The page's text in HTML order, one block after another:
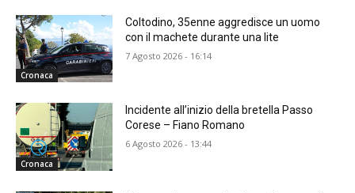
Cronaca
Coltodino, 35enne aggredisce un uomo
con il machete durante una lite
7 Agosto 2026 - 16:14
Cronaca
Incidente all’inizio della bretella Passo
Corese – Fiano Romano
6 Agosto 2026 - 13:44